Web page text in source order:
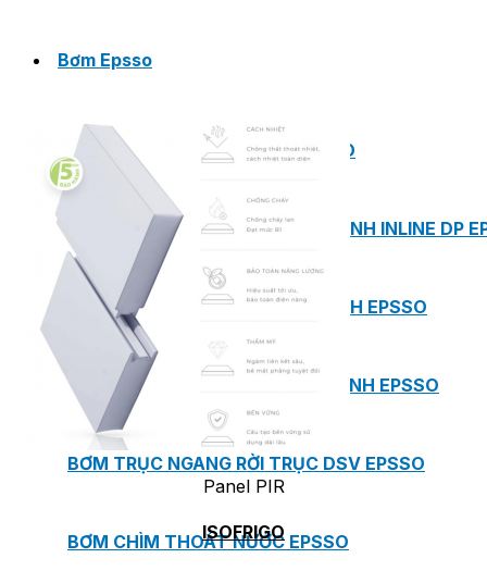
Bơm Epsso
HỆ THỐNG BƠM TĂNG ÁP EPSSO
BƠM TRỤC ĐỨNG ĐƠN TẦNG CÁNH INLINE DP
BƠM TRỤC ĐỨNG ĐA TẦNG CÁNH EPSSO
BƠM TRỤC NGANG ĐA TẦNG CÁNH EPSSO
BƠM TRỤC NGANG RỜI TRỤC DSV EPSSO
BƠM CHÌM THOÁT NƯỚC EPSSO
Panel PIR
ISOFRIGO